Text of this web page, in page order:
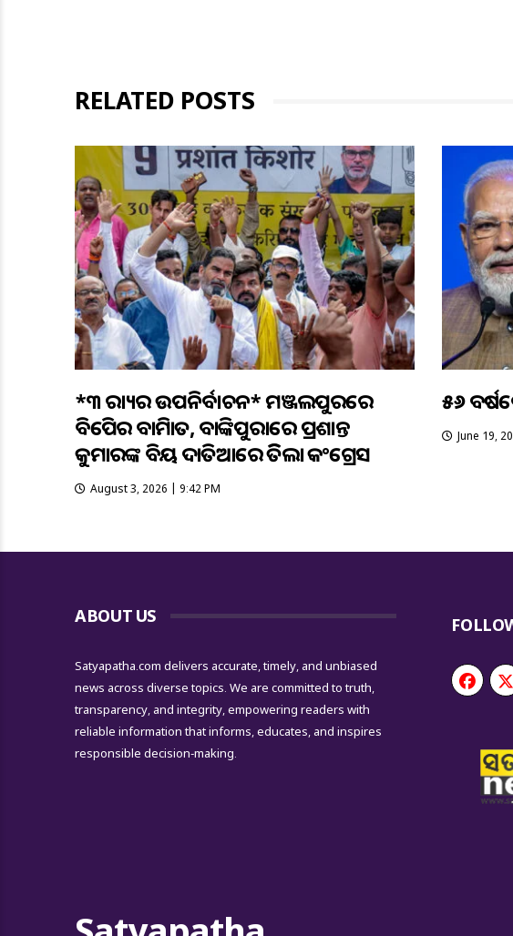
RELATED POSTS
*୩ ରାଜ୍ୟର ଉପନିର୍ବାଚନ* ମଞ୍ଜଲପୁରରେ
ବିଜେପିର ବାଜିମାତ, ବାଙ୍କିପୁରାରେ ପ୍ରଶାନ୍ତ
କୁମାରଙ୍କ ବିଜୟ ଦାତିଆରେ ଜିତିଲା କଂଗ୍ରେସ
August 3, 2026 | 9:42 PM
୫୬
June 19,
ABOUT US
Satyapatha.com delivers accurate, timely, and unbiased
news across diverse topics. We are committed to truth,
transparency, and integrity, empowering readers with
reliable information that informs, educates, and inspires
responsible decision-making.